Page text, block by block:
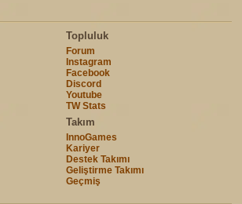
Topluluk
Forum
Instagram
Facebook
Discord
Youtube
TW Stats
Takım
InnoGames
Kariyer
Destek Takımı
Geliştirme Takımı
Geçmiş